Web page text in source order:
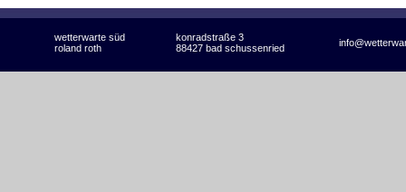
wetterwarte süd konradstraße 3
roland roth 88427 bad schussenried